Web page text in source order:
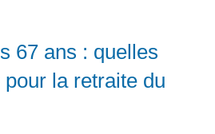
67 ans : quelles
la retraite du